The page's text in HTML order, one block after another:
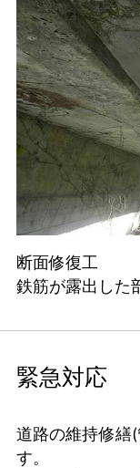
断面修復工
鉄筋が露出した
緊急対応
道路の維持修繕
す。